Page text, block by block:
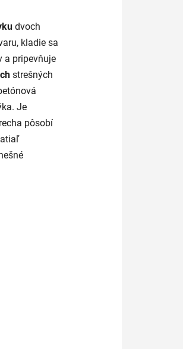
dvoch
kladie sa
a pripevňuje
strešných
Je
pôsobí